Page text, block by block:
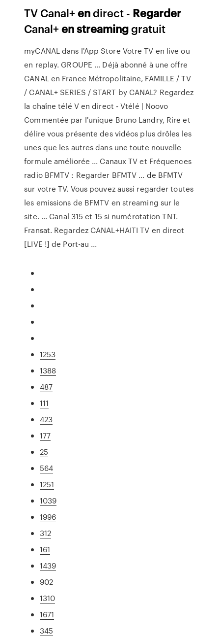
TV Canal+endirect - Regarder
Canal+enstreaminggratuit
myCANAL dans l'App Store Votre TV en live ou
en replay. GROUPE ... Déjà abonné à une offre
CANAL en France Métropolitaine, FAMILLE / TV
/ CANAL+ SERIES / START by CANAL? Regardez
la chaîne télé V en direct - Vtélé | Noovo
Commentée par l'unique Bruno Landry, Rire et
délire vous présente des vidéos plus drôles les
unes que les autres dans une toute nouvelle
formule améliorée ... Canaux TV et Fréquences
radio BFMTV : Regarder BFMTV ... de BFMTV
sur votre TV. Vous pouvez aussi regarder toutes
les emissions de BFMTV en streaming sur le
site. ... Canal 315 et 15 si numérotation TNT.
Fransat. Regardez CANAL+HAITI TV en direct
[LIVE !] de Port-au ...
1253
1388
487
111
423
177
25
564
1251
1039
1996
312
161
1439
902
1310
1671
345